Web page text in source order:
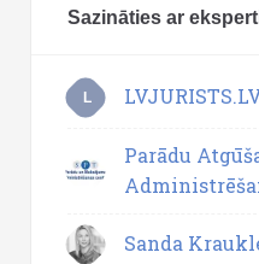
Sazināties ar
L
Parādu
Sanda